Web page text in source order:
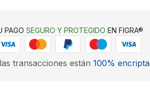
PAGOSEGURO Y PROTEGIDO EN FIGRA®
transacciones están 100%